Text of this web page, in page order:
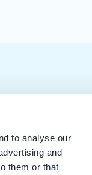
to analyse our
and
them or that